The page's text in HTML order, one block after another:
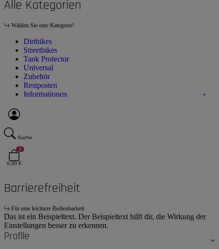
Alle Kategorien
Wählen Sie eine Kategorie!
Dirtbikes
Streetbikes
Tank Protector
Universal
Zubehör
Restposten
Informationen
Suche
0
0,00 €
Barrierefreiheit
Für eine leichtere Bedienbarkeit
Das ist ein Beispieltext. Der Beispieltext hilft dir, die Wirkung der
Einstellungen besser zu erkennen.
Profile